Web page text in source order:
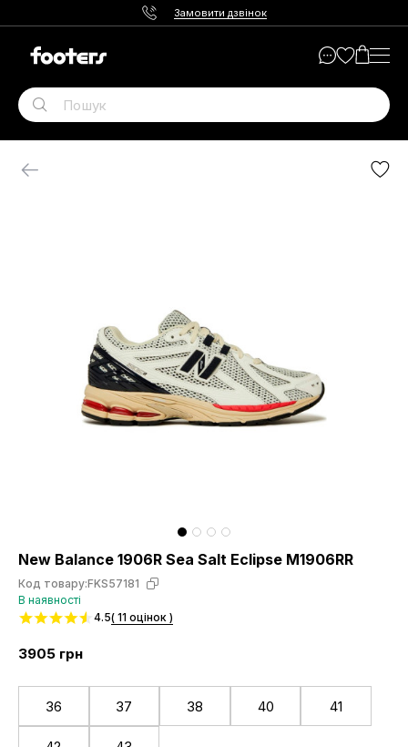
Замовити дзвінок
New Balance 1906R Sea Salt Eclipse M1906RR
Код товару:FKS57181
В наявності
4.5( 11 оцінок )
3905 грн
36 37 38 40 41